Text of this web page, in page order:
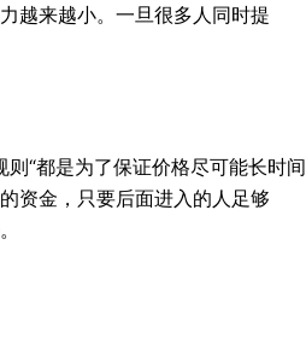
越来越小。一旦很多人同时提
“都是为了保证价格尽可能长时间
资金，只要后面进入的人足够